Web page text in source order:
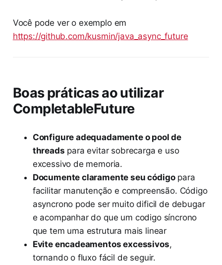
Você pode ver o exemplo em
https://github.com/kusmin/java_async_future
Boas práticas ao utilizar
CompletableFuture
Configure adequadamente o pool de
threads para evitar sobrecarga e uso
excessivo de memoria.
Documente claramente seu códigopara
facilitar manutenção e compreensão. Código
asyncrono pode ser muito dificil de debugar
e acompanhar do que um codigo síncrono
que tem uma estrutura mais linear
Evite encadeamentos excessivos,
tornando o fluxo fácil de seguir.